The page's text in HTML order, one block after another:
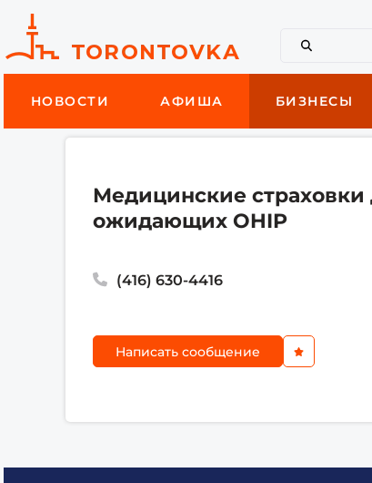
НОВОСТИ АФИША БИЗНЕСЫ
Медицинские страховки
ожидающих OHIP
(416) 630-4416
Написать сообщение